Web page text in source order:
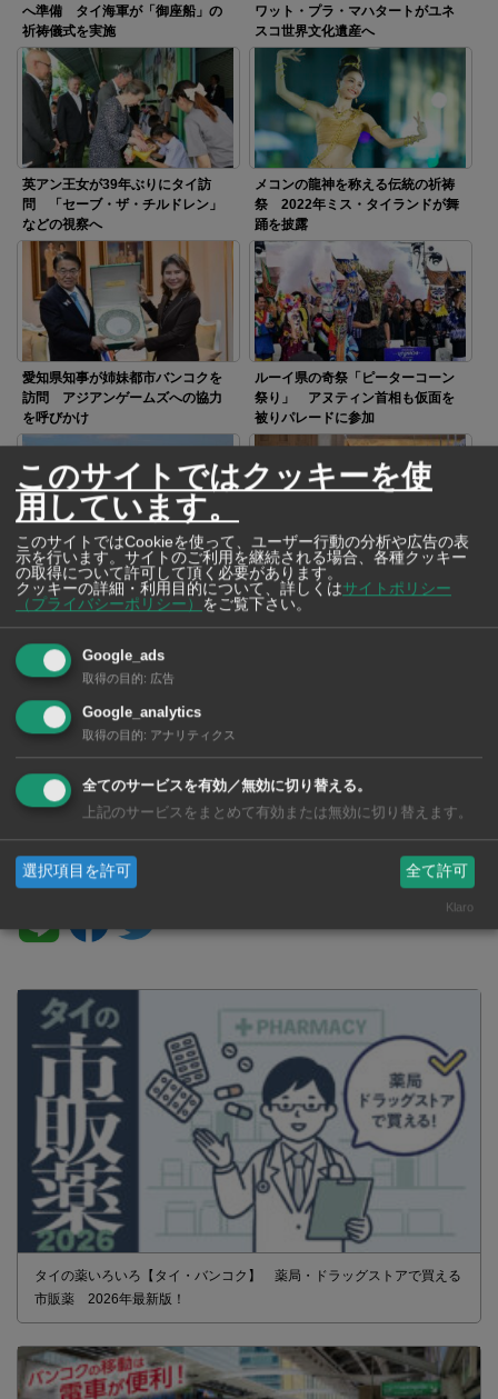
へ準備 タイ海軍が「御座船」の
祈祷儀式を実施
ワット・プラ・マハタートがユネ
スコ世界文化遺産へ
英アン王女が39年ぶりにタイ訪
問 「セーブ・ザ・チルドレン」
などの視察へ
メコンの龍神を称える伝統の祈祷
祭 2022年ミス・タイランドが舞
踊を披露
愛知県知事が姉妹都市バンコクを
訪問 アジアンゲームズへの協力
を呼びかけ
ルーイ県の奇祭「ピーターコーン
祭り」 アヌティン首相も仮面を
被りパレードに参加
パッチャラキッティヤパー王女殿
下逝去 悲しみに包まれる中、ご
遺体が王宮へ移送
アヌティン首相がベトナム訪問
経済や安全保障の協力関係を強化
コクでプライドパレード開催
SNSで毎日ニュースを配信中！
タイの薬いろいろ【タイ・バンコク】 薬局・ドラッグストアで買える
市販薬 2026年最新版！
このサイトではクッキーを使
用しています。
このサイトではCookieを使って、ユーザー行動の分析や広告の表
示を行います。サイトのご利用を継続される場合、各種クッキー
の取得について許可して頂く必要があります。
クッキーの詳細・利用目的について、詳しくはサイトポリシー
（プライバシーポリシー）
をご覧下さい。
Google_ads
取得の目的: 広告
Google_analytics
取得の目的: アナリティクス
全てのサービスを有効／無効に切り替える。
上記のサービスをまとめて有効または無効に切り替えます。
選択項目を許可 全て許可
Klaro